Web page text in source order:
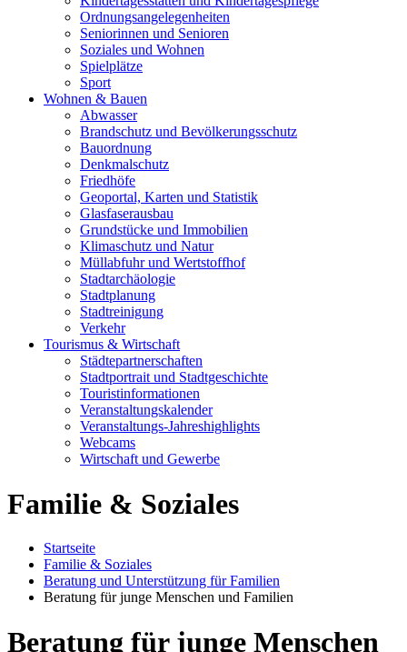
Ordnungsangelegenheiten
Seniorinnen und Senioren
Soziales und Wohnen
Spielplätze
Sport
Wohnen & Bauen
Abwasser
Brandschutz und Bevölkerungsschutz
Bauordnung
Denkmalschutz
Friedhöfe
Geoportal, Karten und Statistik
Glasfaserausbau
Grundstücke und Immobilien
Klimaschutz und Natur
Müllabfuhr und Wertstoffhof
Stadtarchäologie
Stadtplanung
Stadtreinigung
Verkehr
Tourismus & Wirtschaft
Städtepartnerschaften
Stadtportrait und Stadtgeschichte
Touristinformationen
Veranstaltungskalender
Veranstaltungs-Jahreshighlights
Webcams
Wirtschaft und Gewerbe
Familie & Soziales
Startseite
Familie & Soziales
Beratung und Unterstützung für Familien
Beratung für junge Menschen und Familien
Beratung für junge Menschen